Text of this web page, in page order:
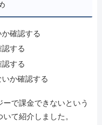
確認する
する
する
か確認する
で課金できないという
て紹介しました。